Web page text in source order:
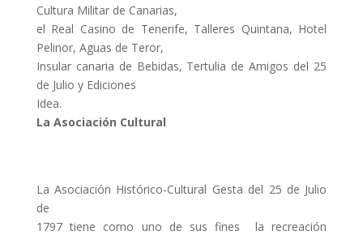
Cultura Militar de Canarias,
el Real Casino de Tenerife, Talleres Quintana, Hotel
Pelinor, Aguas de Teror,
Insular canaria de Bebidas, Tertulia de Amigos del 25
de Julio y Ediciones
Idea.
La Asociación Cultural
La Asociación Histórico-Cultural Gesta del 25 de Julio
de
1797 tiene como uno de sus fines la recreación